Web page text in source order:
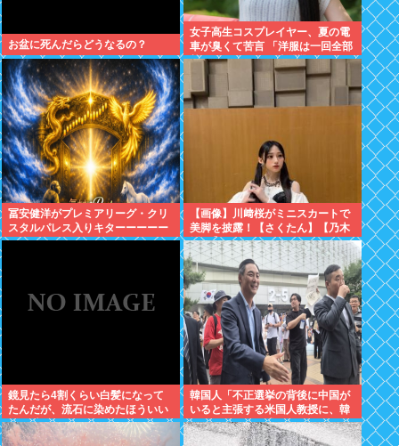
お盆に死んだらどうなるの？
女子高生コスプレイヤー、夏の電
車が臭くて苦言 「洋服は一回全部
熱湯につけよう！洗濯機はキッチ
ンハイター薄めた水で一回まわそ
う！」
冨安健洋がプレミアリーグ・クリ
スタルパレス入りキターーーーー
ー！
【画像】川﨑桜がミニスカートで
美脚を披露！【さくたん】【乃木
坂46】
鏡見たら4割くらい白髪になって
たんだが、流石に染めたほういい
の ？半分おじいちゃんでドン引き
したわ
韓国人「不正選挙の背後に中国が
いると主張する米国人教授に、韓
国ネット民が困惑」